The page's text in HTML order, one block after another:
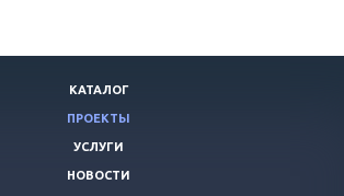
КАТАЛОГ
ПРОЕКТЫ
УСЛУГИ
НОВОСТИ